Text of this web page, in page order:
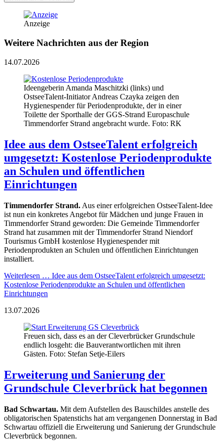
Anzeige
Weitere Nachrichten aus der Region
14.07.2026
Ideengeberin Amanda Maschitzki (links) und
OstseeTalent-Initiator Andreas Czayka zeigen den
Hygienespender für Periodenprodukte, der in einer
Toilette der Sporthalle der GGS-Strand Europaschule
Timmendorfer Strand angebracht wurde. Foto: RK
Idee aus dem OstseeTalent erfolgreich
umgesetzt: Kostenlose Periodenprodukte
an Schulen und öffentlichen
Einrichtungen
Timmendorfer Strand. Aus einer erfolgreichen OstseeTalent-Idee
ist nun ein konkretes Angebot für Mädchen und junge Frauen in
Timmendorfer Strand geworden: Die Gemeinde Timmendorfer
Strand hat zusammen mit der Timmendorfer Strand Niendorf
Tourismus GmbH kostenlose Hygienespender mit
Periodenprodukten an Schulen und öffentlichen Einrichtungen
installiert.
Weiterlesen … Idee aus dem OstseeTalent erfolgreich umgesetzt:
Kostenlose Periodenprodukte an Schulen und öffentlichen
Einrichtungen
13.07.2026
Freuen sich, dass es an der Cleverbrücker Grundschule
endlich losgeht: die Bauverantwortlichen mit ihren
Gästen. Foto: Stefan Setje-Eilers
Erweiterung und Sanierung der
Grundschule Cleverbrück hat begonnen
Bad Schwartau. Mit dem Aufstellen des Bauschildes anstelle des
obligatorischen Spatenstichs hat am vergangenen Donnerstag in Bad
Schwartau offiziell die Erweiterung und Sanierung der Grundschule
Cleverbrück begonnen.